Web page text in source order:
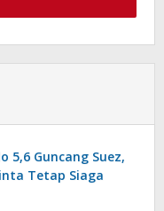
5,6 Guncang Suez,
Tetap Siaga